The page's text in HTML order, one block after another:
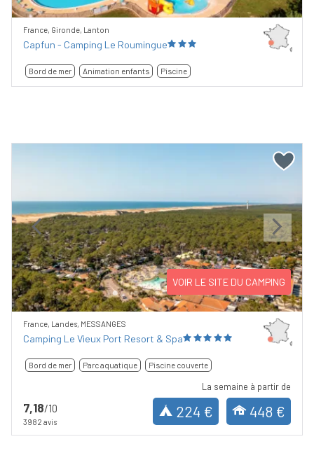
France, Gironde, Lanton
Capfun - Camping Le Roumingue
Bord de mer Animation enfants Piscine
Previous Next
VOIR LE SITE DU CAMPING
France, Landes, MESSANGES
Camping Le Vieux Port Resort & Spa
Bord de mer Parc aquatique Piscine couverte
7,18/10
3982 avis
La semaine à partir de
224 € 448 €